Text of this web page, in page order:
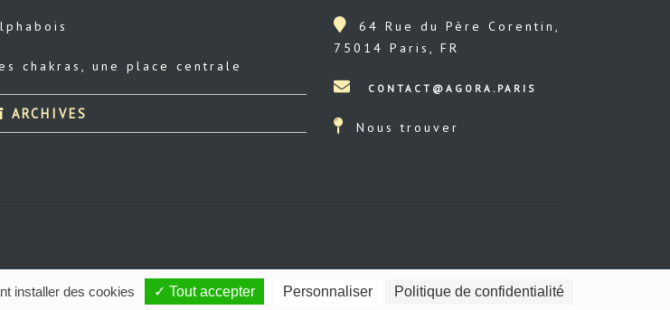
chakras, une place centrale
ARCHIVES
64 Rue du Père Corentin,
75014 Paris, FR
Nous trouver
installer des cookies ✓ Tout accepter Personnaliser Politique de confidentialité